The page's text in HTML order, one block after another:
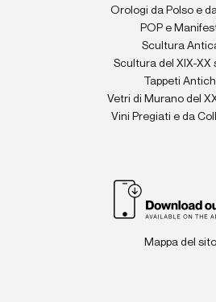
Orologi da Polso e
POP e
Scultura
Scultura del XIX-XX
Tappeti
Vetri di Murano del
Vini Pregiati e da
Mappa del sito